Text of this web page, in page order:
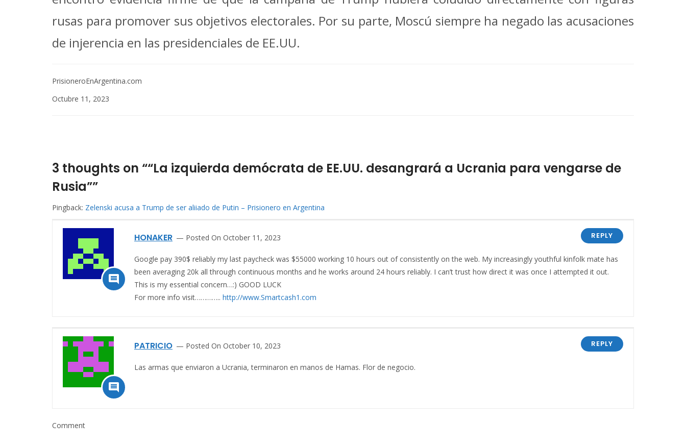
rusas para promover sus objetivos electorales. Por su parte, Moscú siempre ha negado las acusaciones
de injerencia en las presidenciales de EE.UU.
PrisioneroEnArgentina.com
Octubre 11, 2023
3 thoughts on ““La izquierda demócrata de EE.UU. desangrará a Ucrania para vengarse de
Rusia””
Pingback: Zelenski acusa a Trump de ser aliiado de Putin – Prisionero en Argentina

HONAKER Posted On October 11, 2023 REPLY
Google pay 390$ reliably my last paycheck was $55000 working 10 hours out of consistently on the web. My increasingly youthful kinfolk mate has
been averaging 20k all through continuous months and he works around 24 hours reliably. I can’t trust how direct it was once I attempted it out.
This is my essential concern…:) GOOD LUCK
For more info visit………….. http://www.Smartcash1.com

PATRICIO Posted On October 10, 2023 REPLY
Las armas que enviaron a Ucrania, terminaron en manos de Hamas. Flor de negocio.
Comment